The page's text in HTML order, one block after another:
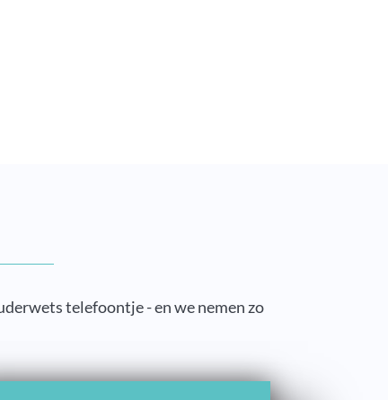
telefoontje - en we nemen zo